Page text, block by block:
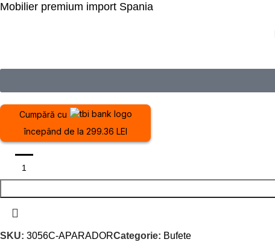
Mobilier premium import Spania
Cumpără cu
începând de la 299.36 LEI
SKU: 3056C-APARADORCategorie: Bufete